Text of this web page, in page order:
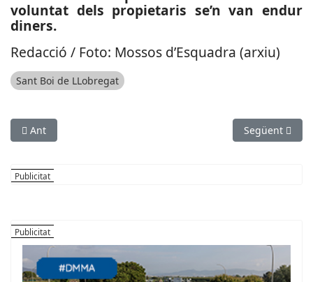
voluntat dels propietaris se’n van endur
diners.
Redacció / Foto: Mossos d’Esquadra (arxiu)
Sant Boi de LLobregat
Article anterior: SUCCESSOS: Doble accident de trànsit a
Ant Article
Següent